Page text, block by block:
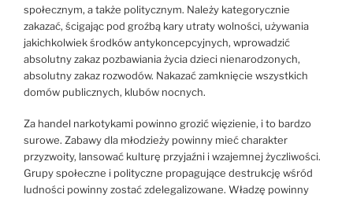
społecznym, a także politycznym. Należy kategorycznie
zakazać, ścigając pod groźbą kary utraty wolności, używania
jakichkolwiek środków antykoncepcyjnych, wprowadzić
absolutny zakaz pozbawiania życia dzieci nienarodzonych,
absolutny zakaz rozwodów. Nakazać zamknięcie wszystkich
domów publicznych, klubów nocnych.
Za handel narkotykami powinno grozić więzienie, i to bardzo
surowe. Zabawy dla młodzieży powinny mieć charakter
przyzwoity, lansować kulturę przyjaźni i wzajemnej życzliwości.
Grupy społeczne i polityczne propagujące destrukcję wśród
ludności powinny zostać zdelegalizowane. Władzę powinny